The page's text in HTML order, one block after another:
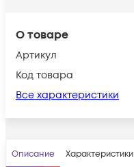
О товаре
Артикул
Код товара
Все характеристики
Описание Характеристики